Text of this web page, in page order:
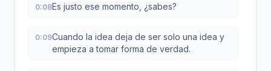
0:08Es justo ese momento, ¿sabes?
0:09Cuando la idea deja de ser solo una idea y
empieza a tomar forma de verdad.